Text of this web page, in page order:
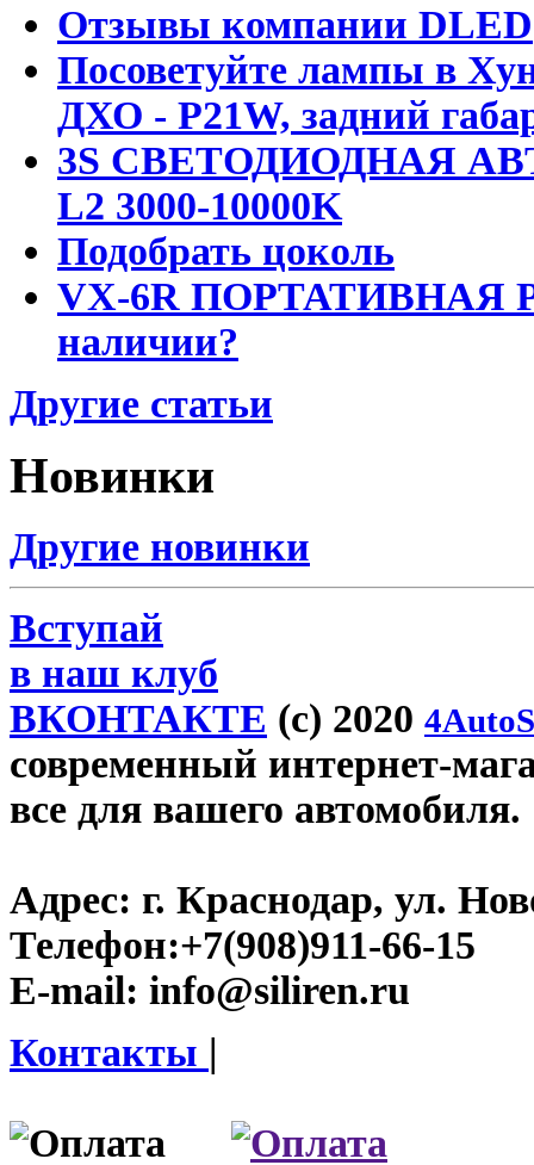
Отзывы компании DLED
Посоветуйте лампы в
ДХО - P21W, задний
3S СВЕТОДИОДНАЯ
L2 3000-10000K
Подобрать цоколь
VX-6R ПОРТАТИВНАЯ
наличии?
Другие статьи
Новинки
Другие новинки
Вступай
в наш клуб
ВКОНТАКТЕ (c) 2020
современный интернет-
все для вашего автомобиля.
Адрес: г. Краснодар, ул.
Телефон:+7(908)911-66-15
E-mail: info@siliren.ru
Контакты |